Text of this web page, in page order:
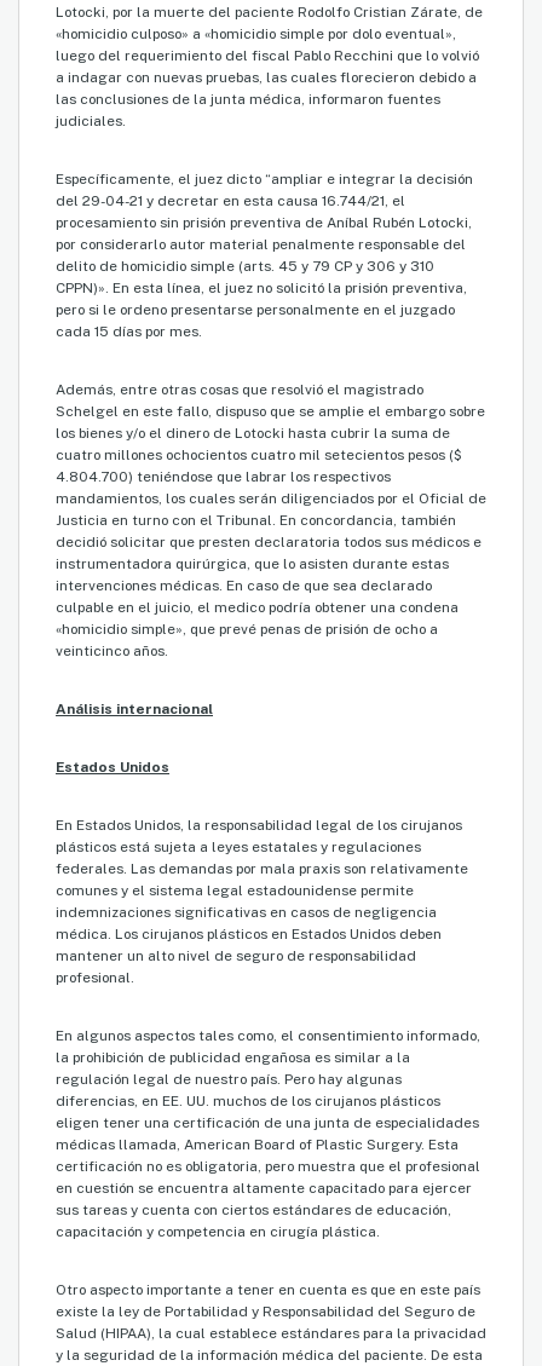
Lotocki, por la muerte del paciente Rodolfo Cristian Zárate, de
«homicidio culposo» a «homicidio simple por dolo eventual»,
luego del requerimiento del fiscal Pablo Recchini que lo volvió
a indagar con nuevas pruebas, las cuales florecieron debido a
las conclusiones de la junta médica, informaron fuentes
judiciales.
Específicamente, el juez dicto “ampliar e integrar la decisión
del 29-04-21 y decretar en esta causa 16.744/21, el
procesamiento sin prisión preventiva de Aníbal Rubén Lotocki,
por considerarlo autor material penalmente responsable del
delito de homicidio simple (arts. 45 y 79 CP y 306 y 310
CPPN)». En esta línea, el juez no solicitó la prisión preventiva,
pero si le ordeno presentarse personalmente en el juzgado
cada 15 días por mes.
Además, entre otras cosas que resolvió el magistrado
Schelgel en este fallo, dispuso que se amplie el embargo sobre
los bienes y/o el dinero de Lotocki hasta cubrir la suma de
cuatro millones ochocientos cuatro mil setecientos pesos ($
4.804.700) teniéndose que labrar los respectivos
mandamientos, los cuales serán diligenciados por el Oficial de
Justicia en turno con el Tribunal. En concordancia, también
decidió solicitar que presten declaratoria todos sus médicos e
instrumentadora quirúrgica, que lo asisten durante estas
intervenciones médicas. En caso de que sea declarado
culpable en el juicio, el medico podría obtener una condena
«homicidio simple», que prevé penas de prisión de ocho a
veinticinco años.
Análisis internacional
Estados Unidos
En Estados Unidos, la responsabilidad legal de los cirujanos
plásticos está sujeta a leyes estatales y regulaciones
federales. Las demandas por mala praxis son relativamente
comunes y el sistema legal estadounidense permite
indemnizaciones significativas en casos de negligencia
médica. Los cirujanos plásticos en Estados Unidos deben
mantener un alto nivel de seguro de responsabilidad
profesional.
En algunos aspectos tales como, el consentimiento informado,
la prohibición de publicidad engañosa es similar a la
regulación legal de nuestro país. Pero hay algunas
diferencias, en EE. UU. muchos de los cirujanos plásticos
eligen tener una certificación de una junta de especialidades
médicas llamada, American Board of Plastic Surgery. Esta
certificación no es obligatoria, pero muestra que el profesional
en cuestión se encuentra altamente capacitado para ejercer
sus tareas y cuenta con ciertos estándares de educación,
capacitación y competencia en cirugía plástica.
Otro aspecto importante a tener en cuenta es que en este país
existe la ley de Portabilidad y Responsabilidad del Seguro de
Salud (HIPAA), la cual establece estándares para la privacidad
y la seguridad de la información médica del paciente. De esta